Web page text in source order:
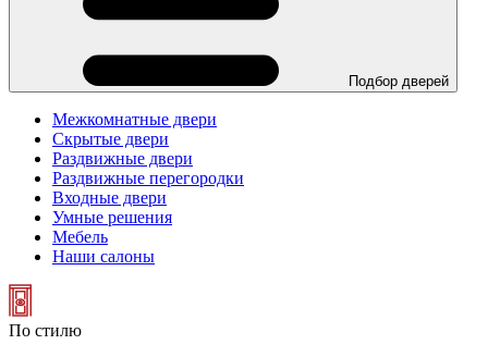
Подбор дверей
Межкомнатные двери
Скрытые двери
Раздвижные двери
Раздвижные перегородки
Входные двери
Умные решения
Мебель
Наши салоны
По стилю